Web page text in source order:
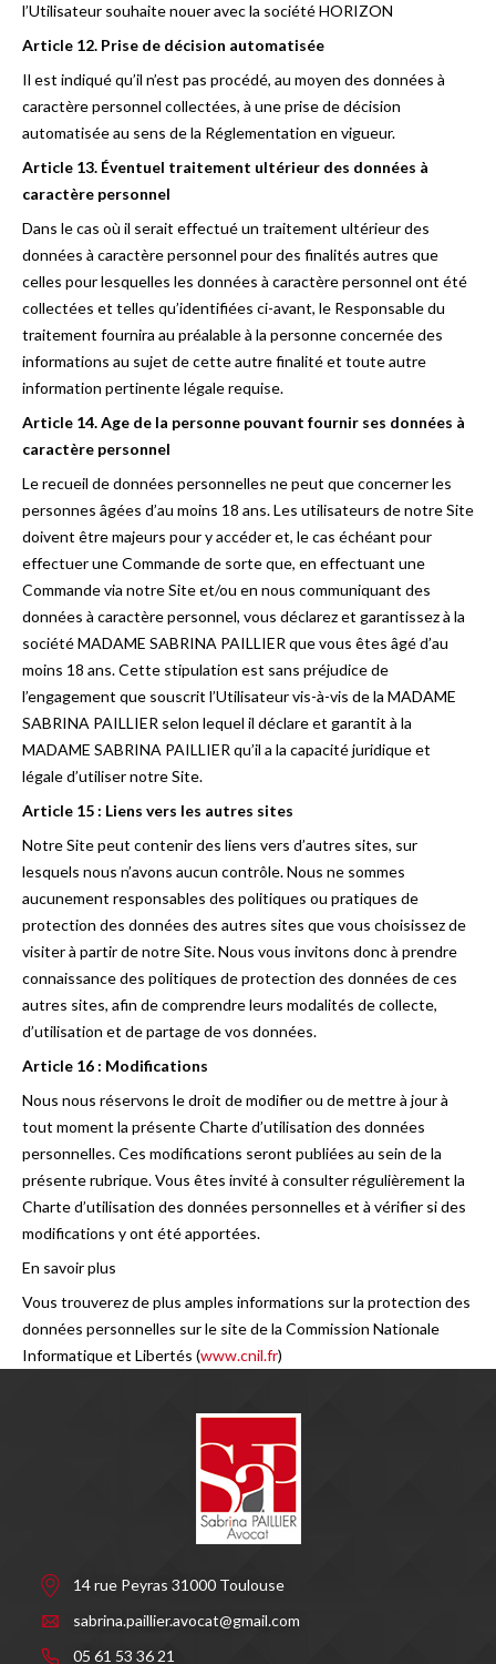
l’Utilisateur souhaite nouer avec la société HORIZON
Article 12. Prise de décision automatisée
Il est indiqué qu’il n’est pas procédé, au moyen des données à
caractère personnel collectées, à une prise de décision
automatisée au sens de la Réglementation en vigueur.
Article 13. Éventuel traitement ultérieur des données à
caractère personnel
Dans le cas où il serait effectué un traitement ultérieur des
données à caractère personnel pour des finalités autres que
celles pour lesquelles les données à caractère personnel ont été
collectées et telles qu’identifiées ci-avant, le Responsable du
traitement fournira au préalable à la personne concernée des
informations au sujet de cette autre finalité et toute autre
information pertinente légale requise.
Article 14. Age de la personne pouvant fournir ses données à
caractère personnel
Le recueil de données personnelles ne peut que concerner les
personnes âgées d’au moins 18 ans. Les utilisateurs de notre Site
doivent être majeurs pour y accéder et, le cas échéant pour
effectuer une Commande de sorte que, en effectuant une
Commande via notre Site et/ou en nous communiquant des
données à caractère personnel, vous déclarez et garantissez à la
société MADAME SABRINA PAILLIER que vous êtes âgé d’au
moins 18 ans. Cette stipulation est sans préjudice de
l’engagement que souscrit l’Utilisateur vis-à-vis de la MADAME
SABRINA PAILLIER selon lequel il déclare et garantit à la
MADAME SABRINA PAILLIER qu’il a la capacité juridique et
légale d’utiliser notre Site.
Article 15 : Liens vers les autres sites
Notre Site peut contenir des liens vers d’autres sites, sur
lesquels nous n’avons aucun contrôle. Nous ne sommes
aucunement responsables des politiques ou pratiques de
protection des données des autres sites que vous choisissez de
visiter à partir de notre Site. Nous vous invitons donc à prendre
connaissance des politiques de protection des données de ces
autres sites, afin de comprendre leurs modalités de collecte,
d’utilisation et de partage de vos données.
Article 16 : Modifications
Nous nous réservons le droit de modifier ou de mettre à jour à
tout moment la présente Charte d’utilisation des données
personnelles. Ces modifications seront publiées au sein de la
présente rubrique. Vous êtes invité à consulter régulièrement la
Charte d’utilisation des données personnelles et à vérifier si des
modifications y ont été apportées.
En savoir plus
Vous trouverez de plus amples informations sur la protection des
données personnelles sur le site de la Commission Nationale
Informatique et Libertés (www.cnil.fr)
14 rue Peyras 31000 Toulouse
sabrina.paillier.avocat@gmail.com
05 61 53 36 21